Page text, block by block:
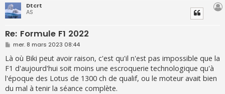
Dtcrt
AS
Re: Formule F1 2022
M
s
s
a
g
e
mer. 8 mars 2023 08:44
Là où Biki peut avoir raison, c'est qu'il n'est pas impossible que la
F1 d'aujourd'hui soit moins une escroquerie technologique qu'à
l'époque des Lotus de 1300 ch de qualif, ou le moteur avait bien
du mal à tenir la séance complète.